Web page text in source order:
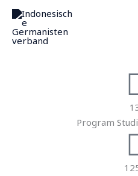
Zum
Inhalt
springen
Program